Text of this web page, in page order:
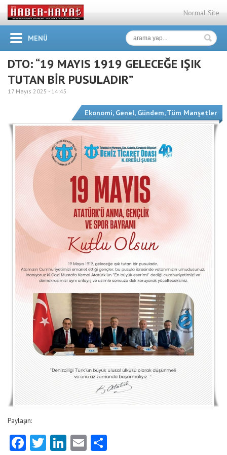
Normal Site
MENÜ
DTO: “19 MAYIS 1919 GELECEĞE IŞIK
TUTAN BİR PUSULADIR”
17 Mayıs 2025 - 14:45
Ekonomi, Genel, Gündem,Tüm Manşetler
Paylaşın:
Facebook
Twitter
LinkedIn
Email